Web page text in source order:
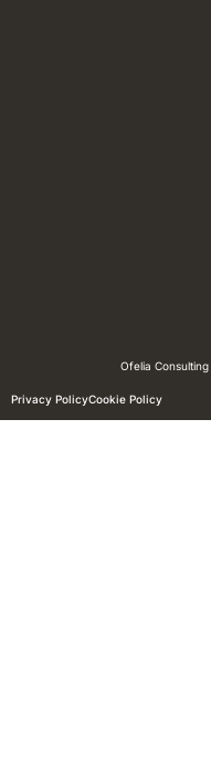
Ofelia Consulting
Privacy PolicyCookie Policy